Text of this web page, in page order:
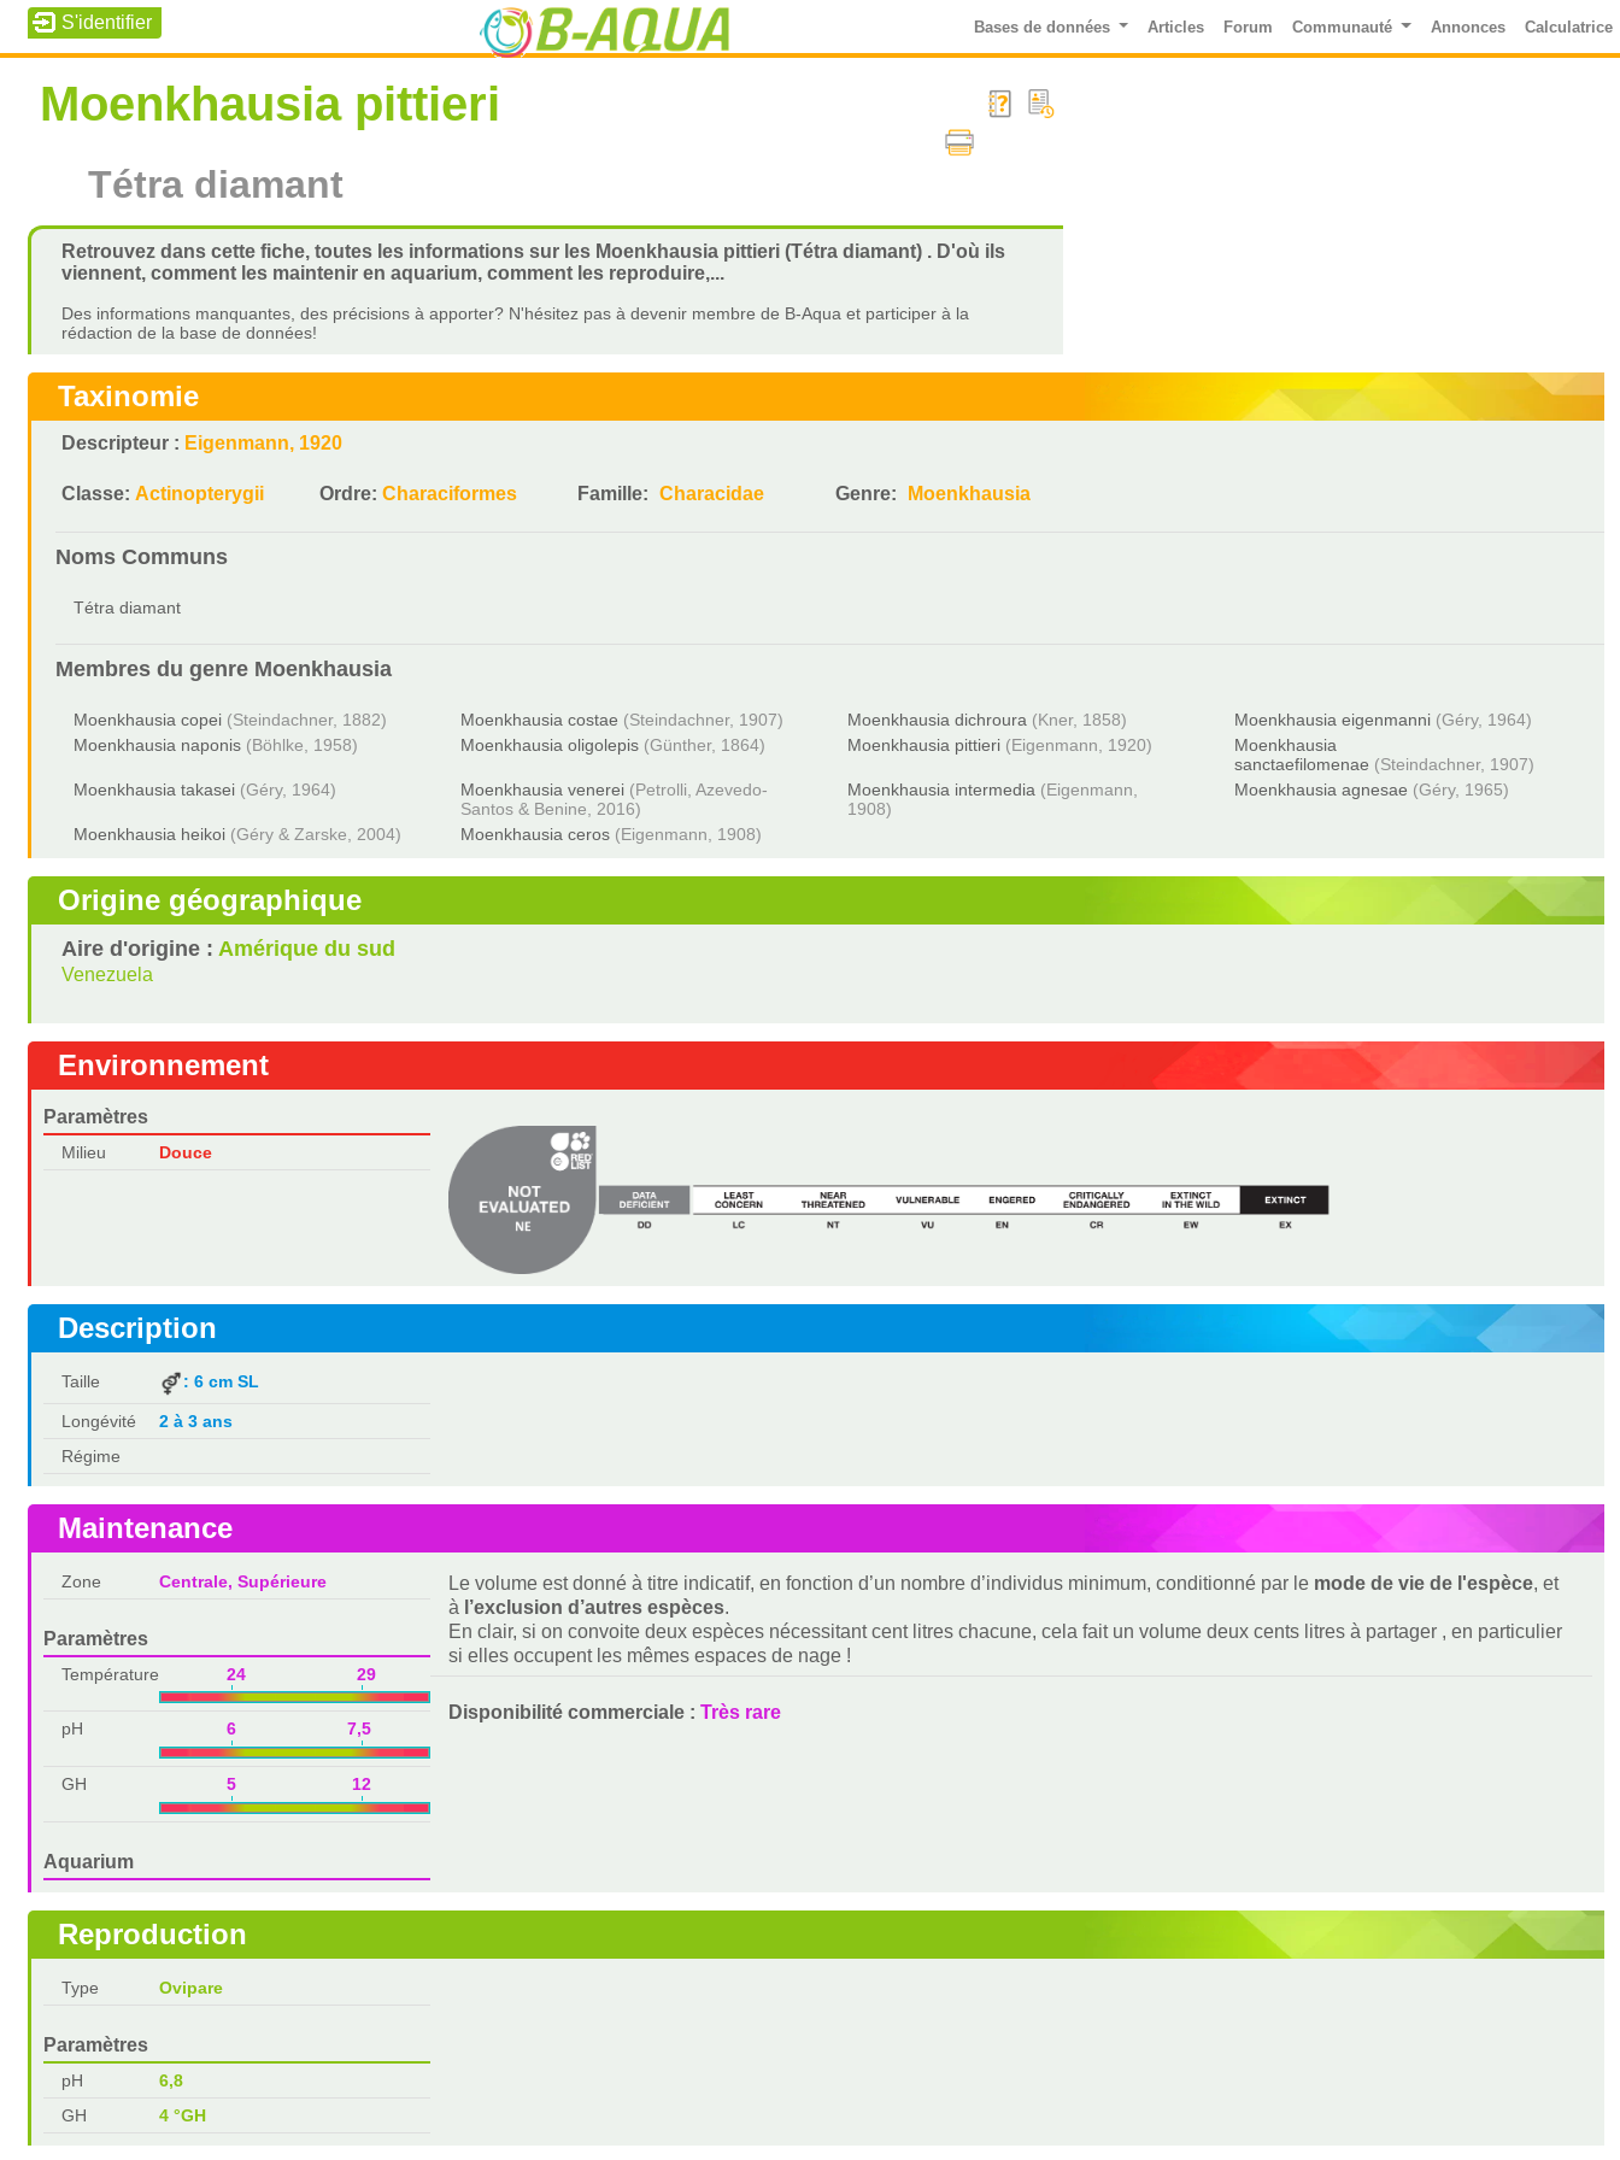
Bases de données Articles Forum Communauté Annonces Calculatrice
Moenkhausia pittieri
Tétra diamant
Retrouvez dans cette fiche, toutes les informations sur les Moenkhausia pittieri (Tétra diamant) . D'où ils
viennent, comment les maintenir en aquarium, comment les reproduire,...
Des informations manquantes, des précisions à apporter? N'hésitez pas à devenir membre de B-Aqua et participer à la
rédaction de la base de données!
Taxinomie
Descripteur : Eigenmann, 1920
Classe:Actinopterygii Ordre:Characiformes Famille: Characidae Genre: Moenkhausia
Noms Communs
Tétra diamant
Membres du genre Moenkhausia
Moenkhausia copei (Steindachner, 1882) Moenkhausia costae (Steindachner, 1907) Moenkhausia dichroura (Kner, 1858) Moenkhausia eigenmanni (Géry, 1964)
Moenkhausia naponis (Böhlke, 1958) Moenkhausia oligolepis (Günther, 1864) Moenkhausia pittieri (Eigenmann, 1920)
Moenkhausia
sanctaefilomenae (Steindachner, 1907)
Moenkhausia takasei (Géry, 1964) Moenkhausia venerei (Petrolli, Azevedo-
Santos & Benine, 2016)
Moenkhausia intermedia (Eigenmann,
1908)
Moenkhausia agnesae (Géry, 1965)
Moenkhausia heikoi (Géry & Zarske, 2004) Moenkhausia ceros (Eigenmann, 1908)
Origine géographique
Aire d'origine :Amérique du sud
Venezuela
Environnement
Paramètres
Milieu Douce
Description
Taille : 6 cm SL
Longévité
2 à 3 ans
Régime
Maintenance
Zone Centrale, Supérieure
Paramètres
Température 24 29
pH 6 7,5
GH 5 12
Aquarium
Le volume est donné à titre indicatif, en fonction d’un nombre d’individus minimum, conditionné par le mode de vie de l'espèce, et
à l’exclusion d’autres espèces.
En clair, si on convoite deux espèces nécessitant cent litres chacune, cela fait un volume deux cents litres à partager , en particulier
si elles occupent les mêmes espaces de nage !
Disponibilité commerciale : Très rare
Reproduction
Type Ovipare
Paramètres
pH
6,8
GH
4 °GH